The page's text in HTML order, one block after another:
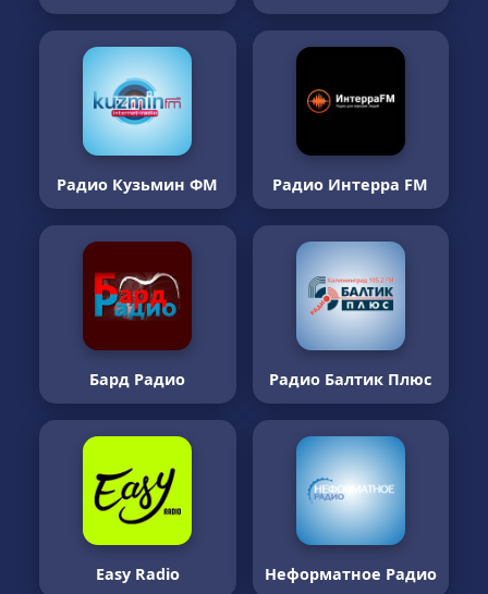
Радио Кузьмин ФМ Радио Интерра FM
Бард Радио Радио Балтик Плюс
Easy Radio Неформатное Радио